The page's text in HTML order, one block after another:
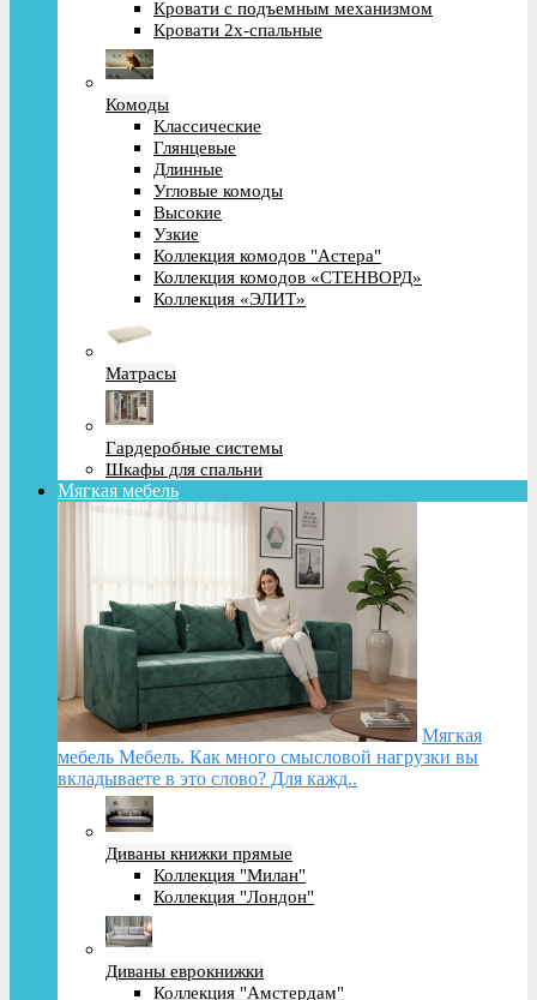
Кровати с подъемным механизмом
Кровати 2х-спальные
Комоды
Классические
Глянцевые
Длинные
Угловые комоды
Высокие
Узкие
Коллекция комодов "Астера"
Коллекция комодов «СТЕНВОРД»
Коллекция «ЭЛИТ»
Матрасы
Гардеробные системы
Шкафы для спальни
Мягкая мебель
Мягкая
мебель Мебель. Как много смысловой нагрузки вы
вкладываете в это слово? Для кажд..
Диваны книжки прямые
Коллекция "Милан"
Коллекция "Лондон"
Диваны еврокнижки
Коллекция "Амстердам"